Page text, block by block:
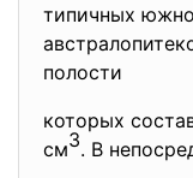
типичных
полости
которых
см3. В